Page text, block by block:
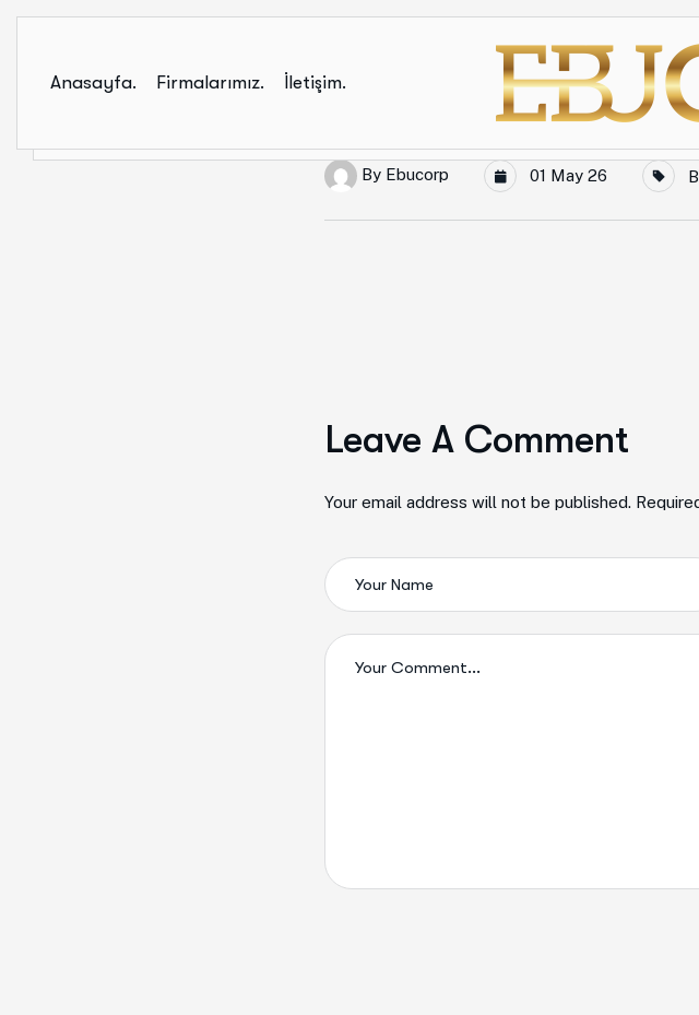
Anasayfa. Firmalarımız. İletişim.
By Ebucorp 01 May 26
Leave A Comment
Your email address will not be published.